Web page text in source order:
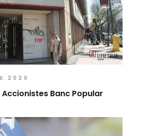
2020
Banc Popular